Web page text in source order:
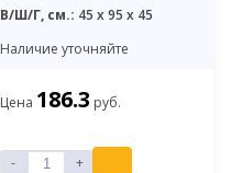
В/Ш/Г, см.: 45 x 95 x 45
Наличие уточняйте
Цена 186.3 руб.
- +